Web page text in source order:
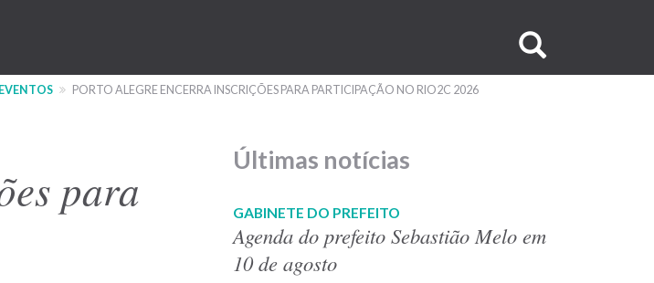
no
PORTO ALEGRE ENCERRA INSCRIÇÕES PARA PARTICIPAÇÃO NO RIO2C 2026
para
Últimas notícias
GABINETE DO PREFEITO
Agenda do prefeito Sebastião Melo em
10 de agosto